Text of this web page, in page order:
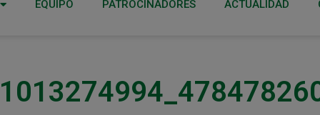
EQUIPO PATROCINADORES ACTUALIDAD